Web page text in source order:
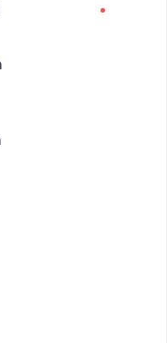
Nikko
Artelv
Hakko
HALES
Leica
Optics
Zeiss
Zeiss
Vision
Pilad
Arkon
FLIR
Venox